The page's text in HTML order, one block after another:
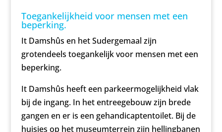
Toegankelijkheid voor mensen met een
beperking.
It Damshûs en het Sudergemaal zijn
grotendeels toegankelijk voor mensen met een
beperking.
It Damshûs heeft een parkeermogelijkheid vlak
bij de ingang. In het entreegebouw zijn brede
gangen en er is een gehandicaptentoilet. Bij de
huisjes op het museumterrein zijn hellingbanen